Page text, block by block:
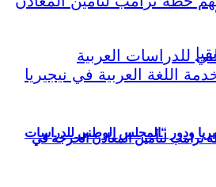
ترامب لتأمين المعادن الحرجة في
ودور “المجلس الوطني للدراسات